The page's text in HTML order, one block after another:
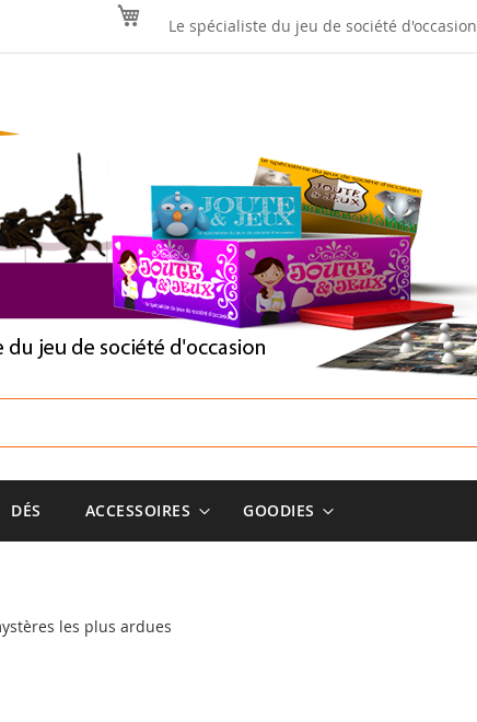
Le spécialiste du jeu de société d'occasion
DÉS ACCESSOIRES GOODIES
les plus ardues